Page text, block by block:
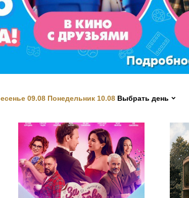
Областной конкурс
«Папа в
объективе»
«Волшебный мир
Музей
09.08 Понедельник 10.08 Выбрать день